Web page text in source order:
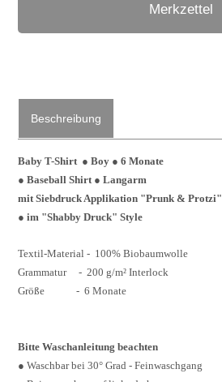
Merkzettel
Beschreibung
Baby T-Shirt ●Boy ●6 Monate
● Baseball Shirt ●Langarm
mit Siebdruck Applikation "Prunk & Protzi"
● im "Shabby Druck" Style
Textil-Material - 100% Biobaumwolle
Grammatur - 200 g/m² Interlock
Größe -6 Monate
Bitte Waschanleitung beachten
● Waschbar bei 30° Grad - Feinwaschgang